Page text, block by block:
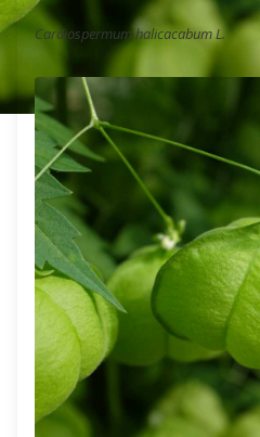
Cardiospermum halicacabum L.